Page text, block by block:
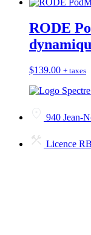
RODE
$139.00 + taxes
940 Jean-
Licence